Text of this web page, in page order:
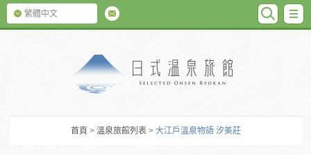
繁體中文
首頁 >溫泉旅館列表 > 大江戶溫泉物語 汐美莊